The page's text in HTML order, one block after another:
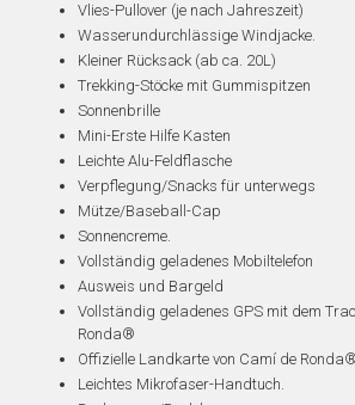
Vlies-Pullover (je nach Jahreszeit)
Wasserundurchlässige Windjacke.
Kleiner Rücksack (ab ca. 20L)
Trekking-Stöcke mit Gummispitzen
Sonnenbrille
Mini-Erste Hilfe Kasten
Leichte Alu-Feldflasche
Verpflegung/Snacks für unterwegs
Mütze/Baseball-Cap
Sonnencreme.
Vollständig geladenes Mobiltelefon
Ausweis und Bargeld
Vollständig geladenes GPS mit dem
Ronda®
Offizielle Landkarte von Camí de
Leichtes Mikrofaser-Handtuch.